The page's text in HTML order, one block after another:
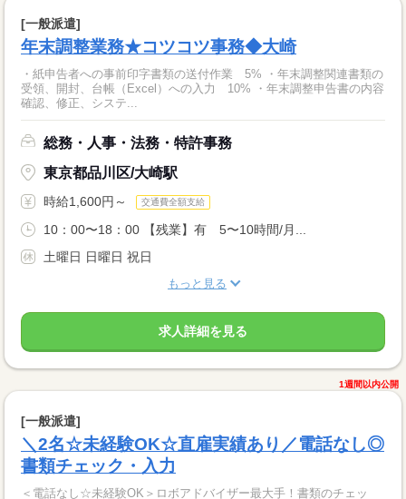
[一般派遣]
年末調整業務★コツコツ事務◆大崎
・紙申告者への事前印字書類の送付作業 5% ・年末調整関連書類の
受領、開封、台帳（Excel）への入力 10% ・年末調整申告書の内容
確認、修正、システ...
総務・人事・法務・特許事務
東京都品川区/大崎駅
時給1,600円～ 交通費全額支給
10：00〜18：00 【残業】有 5〜10時間/月...
土曜日 日曜日 祝日
もっと見る
求人詳細を見る
1週間以内公開
[一般派遣]
＼2名☆未経験OK☆直雇実績あり／電話なし◎
書類チェック・入力
＜電話なし☆未経験OK＞ロボアドバイザー最大手！書類のチェッ